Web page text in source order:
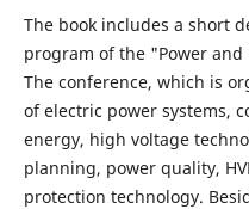
The book includes a short
program of the "Power
The conference, which is
of electric power systems,
energy, high voltage
planning, power quality,
protection technology.